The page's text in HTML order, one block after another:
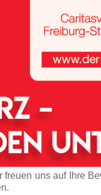
uns auf Ihre